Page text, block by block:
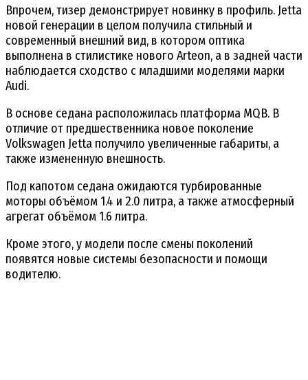
Впрочем, тизер демонстрирует новинку в профиль. Jetta
новой генерации в целом получила стильный и
современный внешний вид, в котором оптика
выполнена в стилистике нового Arteon, а в задней части
наблюдается сходство с младшими моделями марки
Audi.
В основе седана расположилась платформа MQB. В
отличие от предшественника новое поколение
Volkswagen Jetta получило увеличенные габариты, а
также измененную внешность.
Под капотом седана ожидаются турбированные
моторы объёмом 1.4 и 2.0 литра, а также атмосферный
агрегат объёмом 1.6 литра.
Кроме этого, у модели после смены поколений
появятся новые системы безопасности и помощи
водителю.